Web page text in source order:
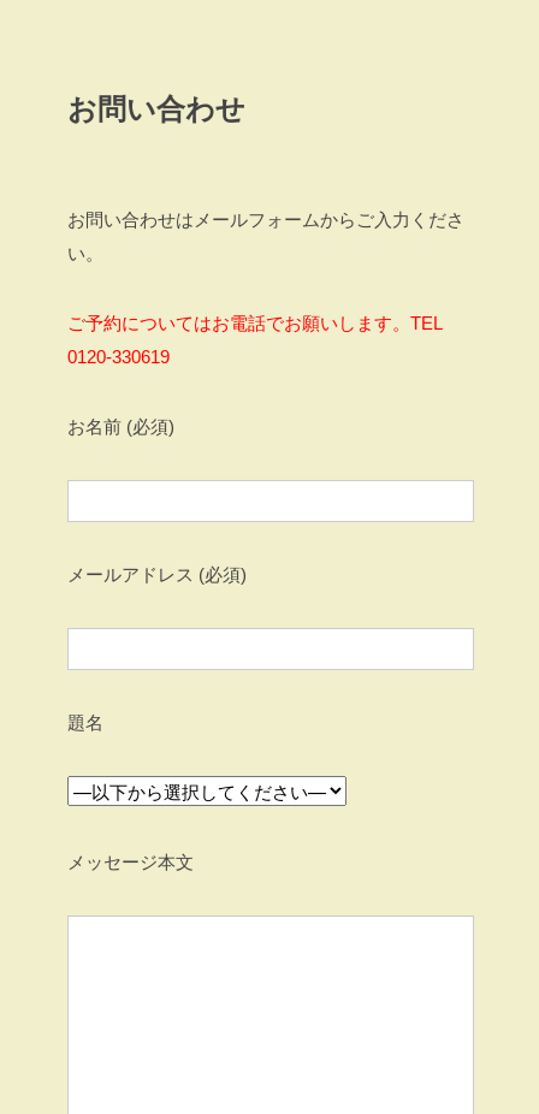
お問い合わせ
お問い合わせはメールフォームからご入力くださ
い。
ご予約についてはお電話でお願いします。TEL
0120-330619
お名前 (必須)
メールアドレス (必須)
題名
メッセージ本文